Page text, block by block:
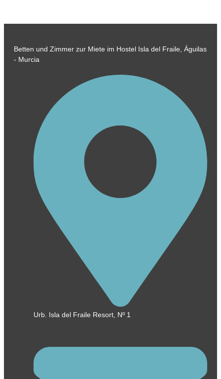
Betten und Zimmer zur Miete im Hostel Isla del Fraile, Águilas
- Murcia
Urb. Isla del Fraile Resort, Nº 1